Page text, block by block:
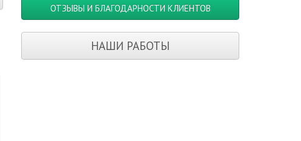
ОТЗЫВЫ И БЛАГОДАРНОСТИ КЛИЕНТОВ
НАШИ РАБОТЫ